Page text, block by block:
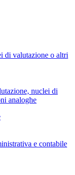
di valutazione o altri
nuclei di
analoghe
e contabile